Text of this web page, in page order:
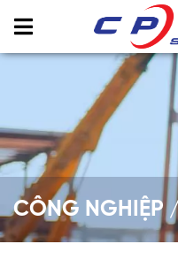
CÔNG NGHIỆP